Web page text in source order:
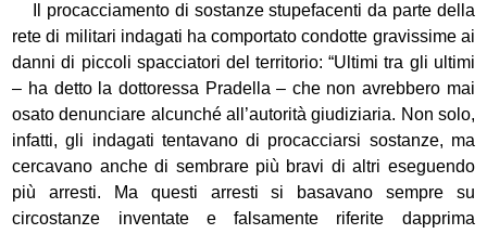
Il procacciamento di sostanze stupefacenti da parte della
rete di militari indagati ha comportato condotte gravissime ai
danni di piccoli spacciatori del territorio: “Ultimi tra gli ultimi
– ha detto la dottoressa Pradella – che non avrebbero mai
osato denunciare alcunché all’autorità giudiziaria. Non solo,
infatti, gli indagati tentavano di procacciarsi sostanze, ma
cercavano anche di sembrare più bravi di altri eseguendo
più arresti. Ma questi arresti si basavano sempre su
circostanze inventate e falsamente riferite dapprima